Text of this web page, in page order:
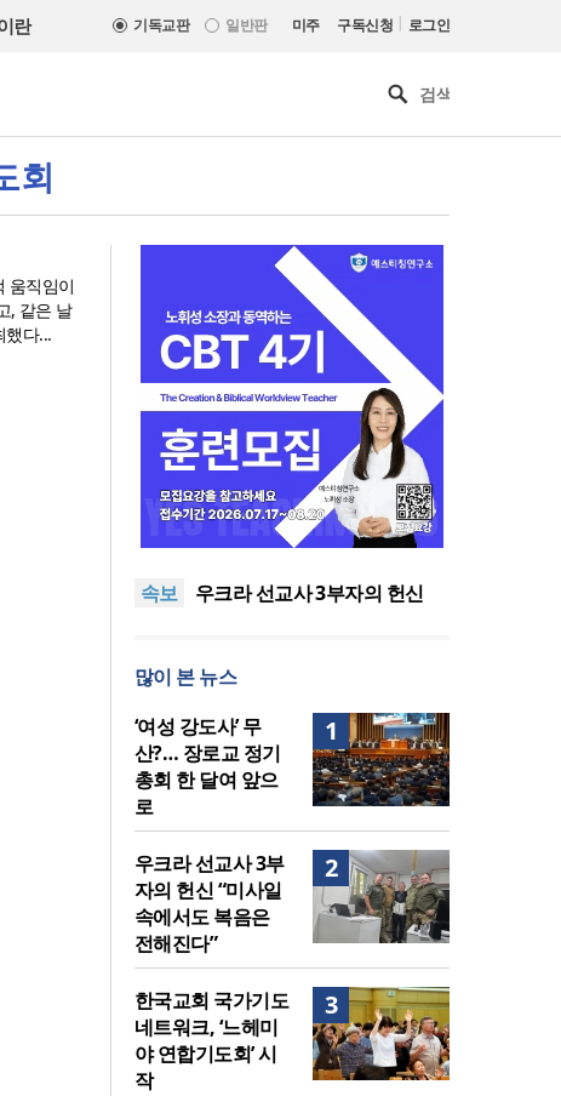
란 기독교판 일반판 미주 구독신청 | 로그인
회
움직임이
, 같은 날
했다...
속보
[최원호 목사의 영혼의 양식 63]
까?
한인 목회자 석방돼
우크라 선교사 3부자의 헌신
지법 시행… 기독교계 강력 반
[최원호 목사의 영혼의 양식 63]
말씀은 같은데 왜 열매는 다를
까?
美 이민구금센터에 억류됐던
한인 목회자 석방돼
많이 본 뉴스
1
‘여성 강도사’ 무
산?… 장로교 정기
총회 한 달여 앞으
로
2
우크라 선교사 3부
자의 헌신 “미사일
속에서도 복음은
전해진다”
3
한국교회 국가기도
네트워크, ‘느헤미
야 연합기도회’ 시
작